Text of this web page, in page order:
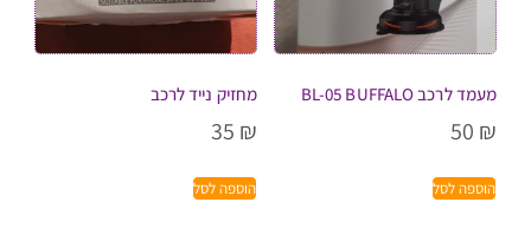
מעמד לרכב BL-05 BUFFALO
50 ₪
הוספה לסל
מחזיק נייד לרכב
35 ₪
הוספה לסל